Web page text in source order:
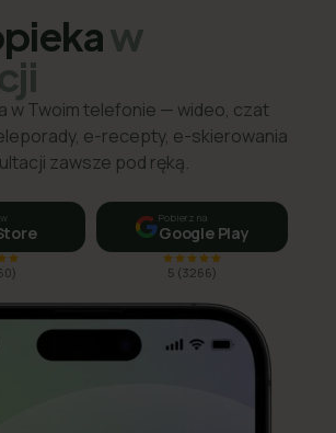
w
w Twoim telefonie — wideo, czat
e-recepty, e-skierowania
zawsze pod ręką.
)
Pobierz na
Google Play
5 (3266)